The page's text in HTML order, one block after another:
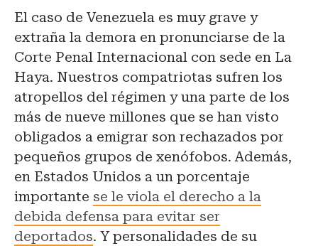
El caso de Venezuela es muy grave y
extraña la demora en pronunciarse de la
Corte Penal Internacional con sede en La
Haya. Nuestros compatriotas sufren los
atropellos del régimen y una parte de los
más de nueve millones que se han visto
obligados a emigrar son rechazados por
pequeños grupos de xenófobos. Además,
en Estados Unidos a un porcentaje
importante se le viola el derecho a la
debida defensa para evitar ser
deportados. Y personalidades de su